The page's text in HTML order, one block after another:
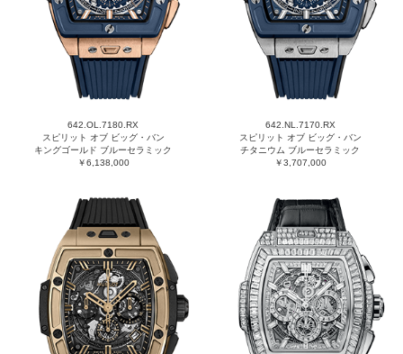
642.OL.7180.RX
スピリット オブ ビッグ・バン
キングゴールド ブルーセラミック
￥6,138,000
642.NL.7170.RX
スピリット オブ ビッグ・バン
チタニウム ブルーセラミック
￥3,707,000